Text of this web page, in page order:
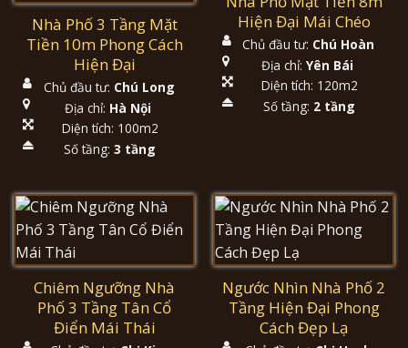
Nhà Phố 3 Tầng Mặt
Tiền 10m Phong Cách
Hiện Đại
Chủ đầu tư: Chú Long
Địa chỉ: Hà Nội
Diện tích: 100m2
Số tầng: 3 tầng
Hiện Đại Mái Chéo
Chủ đầu tư: Chú Hoàn
Địa chỉ: Yên Bái
Diện tích: 120m2
Số tầng: 2 tầng
Chiêm Ngưỡng Nhà
Phố 3 Tầng Tân Cổ
Điển Mái Thái
Ngước Nhìn Nhà Phố 2
Tầng Hiện Đại Phong
Cách Đẹp Lạ